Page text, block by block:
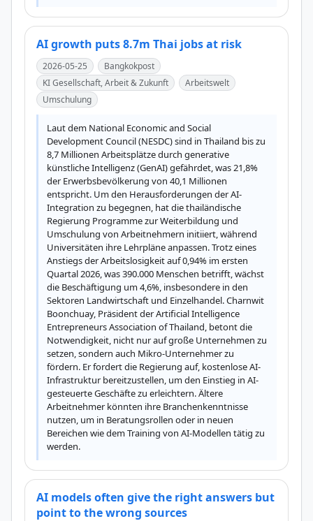
AI growth puts 8.7m Thai jobs at risk
2026-05-25
Bangkokpost
KI Gesellschaft, Arbeit & Zukunft
Arbeitswelt
Umschulung
Laut dem National Economic and Social
Development Council (NESDC) sind in Thailand bis zu
8,7 Millionen Arbeitsplätze durch generative
künstliche Intelligenz (GenAI) gefährdet, was 21,8%
der Erwerbsbevölkerung von 40,1 Millionen
entspricht. Um den Herausforderungen der AI-
Integration zu begegnen, hat die thailändische
Regierung Programme zur Weiterbildung und
Umschulung von Arbeitnehmern initiiert, während
Universitäten ihre Lehrpläne anpassen. Trotz eines
Anstiegs der Arbeitslosigkeit auf 0,94% im ersten
Quartal 2026, was 390.000 Menschen betrifft, wächst
die Beschäftigung um 4,6%, insbesondere in den
Sektoren Landwirtschaft und Einzelhandel. Charnwit
Boonchuay, Präsident der Artificial Intelligence
Entrepreneurs Association of Thailand, betont die
Notwendigkeit, nicht nur auf große Unternehmen zu
setzen, sondern auch Mikro-Unternehmer zu
fördern. Er fordert die Regierung auf, kostenlose AI-
Infrastruktur bereitzustellen, um den Einstieg in AI-
gesteuerte Geschäfte zu erleichtern. Ältere
Arbeitnehmer könnten ihre Branchenkenntnisse
nutzen, um in Beratungsrollen oder in neuen
Bereichen wie dem Training von AI-Modellen tätig zu
werden.
AI models often give the right answers but
point to the wrong sources